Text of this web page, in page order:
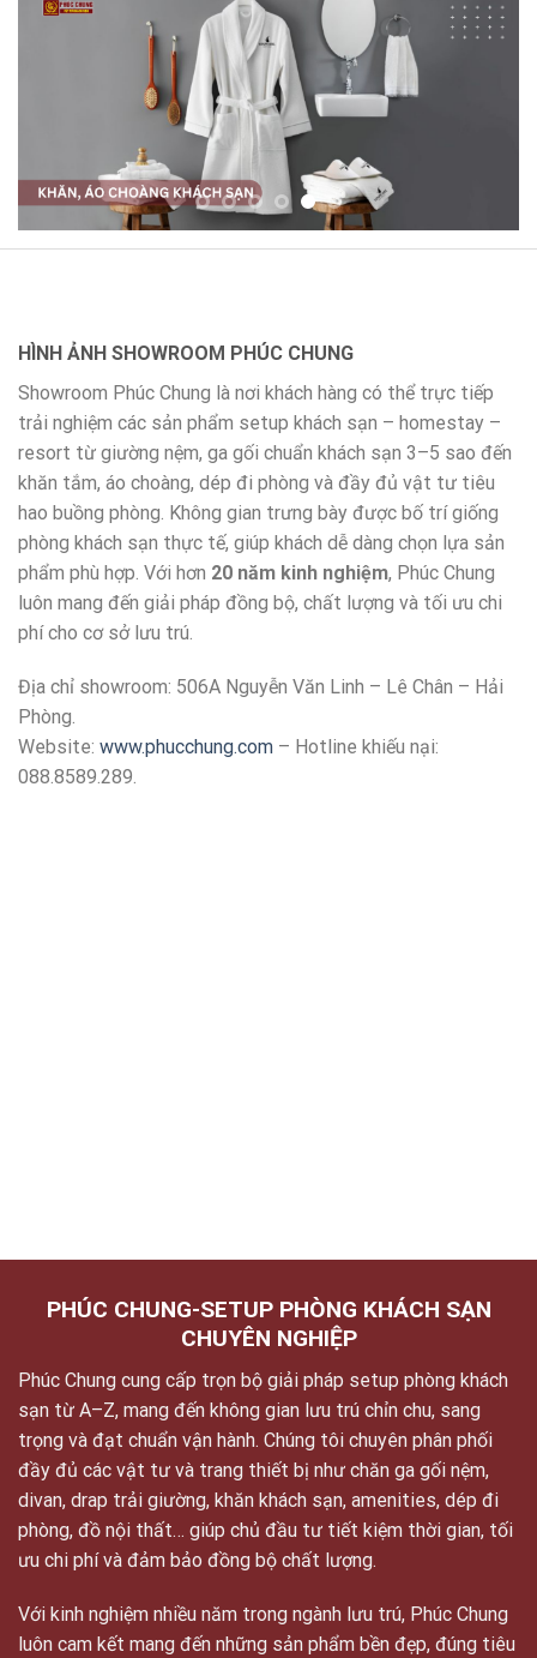
HÌNH ẢNH SHOWROOM PHÚC CHUNG
Showroom Phúc Chung là nơi khách hàng có thể trực tiếp
trải nghiệm các sản phẩm setup khách sạn – homestay –
resort từ giường nệm, ga gối chuẩn khách sạn 3–5 sao đến
khăn tắm, áo choàng, dép đi phòng và đầy đủ vật tư tiêu
hao buồng phòng. Không gian trưng bày được bố trí giống
phòng khách sạn thực tế, giúp khách dễ dàng chọn lựa sản
phẩm phù hợp. Với hơn 20 năm kinh nghiệm, Phúc Chung
luôn mang đến giải pháp đồng bộ, chất lượng và tối ưu chi
phí cho cơ sở lưu trú.
Địa chỉ showroom: 506A Nguyễn Văn Linh – Lê Chân – Hải
Phòng.
Website: www.phucchung.com – Hotline khiếu nại:
088.8589.289.
PHÚC CHUNG-SETUP PHÒNG KHÁCH SẠN
CHUYÊN NGHIỆP
Phúc Chung cung cấp trọn bộ giải pháp setup phòng khách
sạn từ A–Z, mang đến không gian lưu trú chỉn chu, sang
trọng và đạt chuẩn vận hành. Chúng tôi chuyên phân phối
đầy đủ các vật tư và trang thiết bị như chăn ga gối nệm,
divan, drap trải giường, khăn khách sạn, amenities, dép đi
phòng, đồ nội thất… giúp chủ đầu tư tiết kiệm thời gian, tối
ưu chi phí và đảm bảo đồng bộ chất lượng.
Với kinh nghiệm nhiều năm trong ngành lưu trú, Phúc Chung
luôn cam kết mang đến những sản phẩm bền đẹp, đúng tiêu